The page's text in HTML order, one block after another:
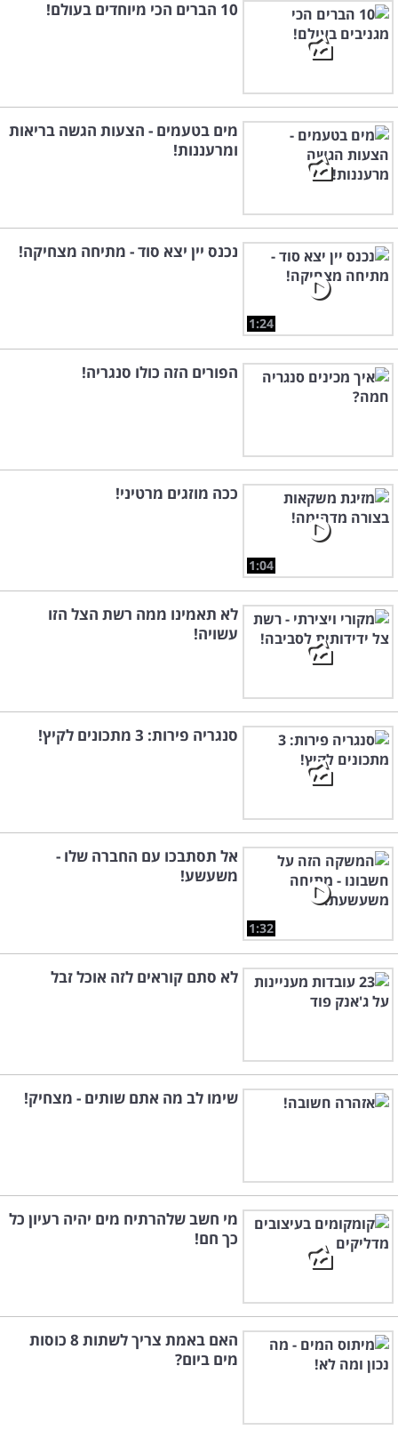
10 הברים הכי מיוחדים בעולם!
מים בטעמים - הצעות הגשה בריאות
ומרעננות!
1:24
נכנס יין יצא סוד - מתיחה מצחיקה!
הפורים הזה כולו סנגריה!
1:04
ככה מוזגים מרטיני!
לא תאמינו ממה רשת הצל הזו
עשויה!
סנגריה פירות: 3 מתכונים לקיץ!
1:32
אל תסתבכו עם החברה שלו -
משעשע!
לא סתם קוראים לזה אוכל זבל
שימו לב מה אתם שותים - מצחיק!
מי חשב שלהרתיח מים יהיה רעיון כל
כך חם!
האם באמת צריך לשתות 8 כוסות
מים ביום?